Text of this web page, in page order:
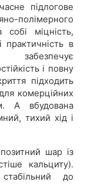
підлогове
полімерного
міцність,
практичність в
забезпечує
і повну
підходить
комерційних
А вбудована
тихий хід і
шар із
кальциту).
до